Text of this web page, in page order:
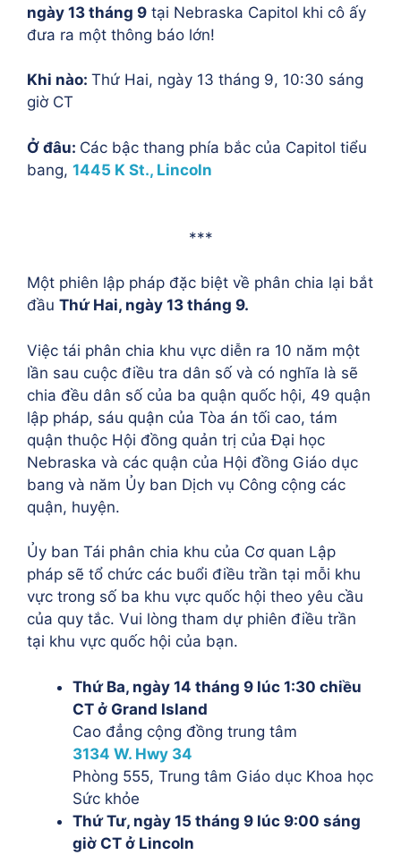
ngày 13 tháng 9 tại Nebraska Capitol khi cô ấy
đưa ra một thông báo lớn!
Khi nào: Thứ Hai, ngày 13 tháng 9, 10:30 sáng
giờ CT
Ở đâu: Các bậc thang phía bắc của Capitol tiểu
bang, 1445 K St., Lincoln
***
Một phiên lập pháp đặc biệt về phân chia lại bắt
đầu Thứ Hai, ngày 13 tháng 9.
Việc tái phân chia khu vực diễn ra 10 năm một
lần sau cuộc điều tra dân số và có nghĩa là sẽ
chia đều dân số của ba quận quốc hội, 49 quận
lập pháp, sáu quận của Tòa án tối cao, tám
quận thuộc Hội đồng quản trị của Đại học
Nebraska và các quận của Hội đồng Giáo dục
bang và năm Ủy ban Dịch vụ Công cộng các
quận, huyện.
Ủy ban Tái phân chia khu của Cơ quan Lập
pháp sẽ tổ chức các buổi điều trần tại mỗi khu
vực trong số ba khu vực quốc hội theo yêu cầu
của quy tắc. Vui lòng tham dự phiên điều trần
tại khu vực quốc hội của bạn.
Thứ Ba, ngày 14 tháng 9 lúc 1:30 chiều
CT ở Grand Island
Cao đẳng cộng đồng trung tâm
3134 W. Hwy 34
Phòng 555, Trung tâm Giáo dục Khoa học
Sức khỏe
Thứ Tư, ngày 15 tháng 9 lúc 9:00 sáng
giờ CT ở Lincoln